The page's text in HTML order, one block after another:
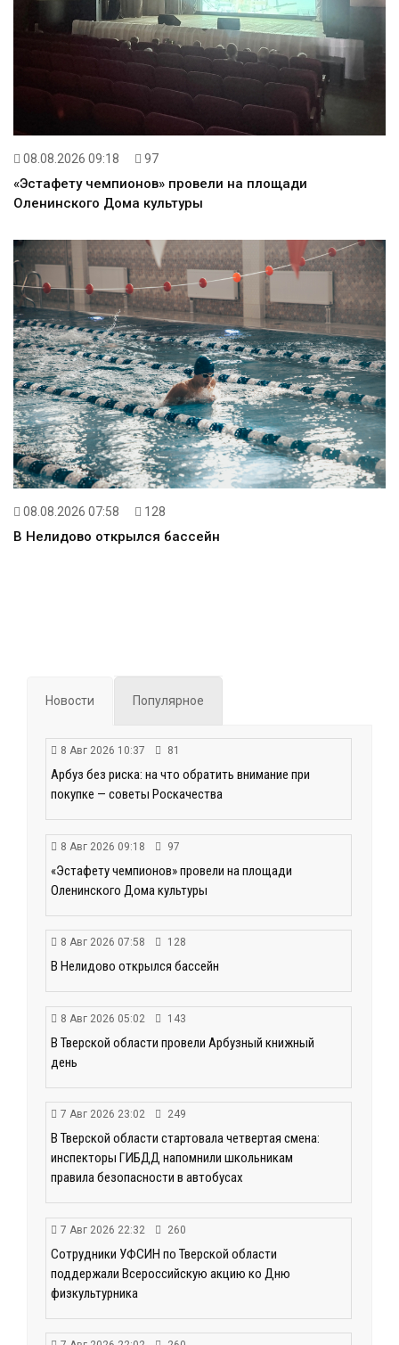
08.08.2026 09:18 97
«Эстафету чемпионов» провели на площади
Оленинского Дома культуры
08.08.2026 07:58 128
В Нелидово открылся бассейн
Новости Популярное
8 Авг 2026 10:37 81
Арбуз без риска: на что обратить внимание при
покупке — советы Роскачества
8 Авг 2026 09:18 97
«Эстафету чемпионов» провели на площади
Оленинского Дома культуры
8 Авг 2026 07:58 128
В Нелидово открылся бассейн
8 Авг 2026 05:02 143
В Тверской области провели Арбузный книжный
день
7 Авг 2026 23:02 249
В Тверской области стартовала четвертая смена:
инспекторы ГИБДД напомнили школьникам
правила безопасности в автобусах
7 Авг 2026 22:32 260
Сотрудники УФСИН по Тверской области
поддержали Всероссийскую акцию ко Дню
физкультурника